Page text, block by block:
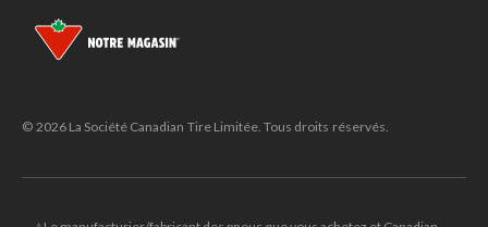
© 2026 La Société Canadian Tire Limitée. Tous droits réservés.